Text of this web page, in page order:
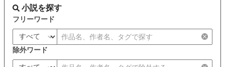
小説を探す
フリーワード
除外ワード